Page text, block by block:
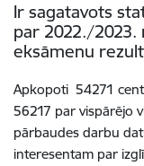
Ir sagatavots
par 2022./2023.
eksāmenu
Apkopoti 54271
56217 par vispārējo
pārbaudes darbu
interesentam par